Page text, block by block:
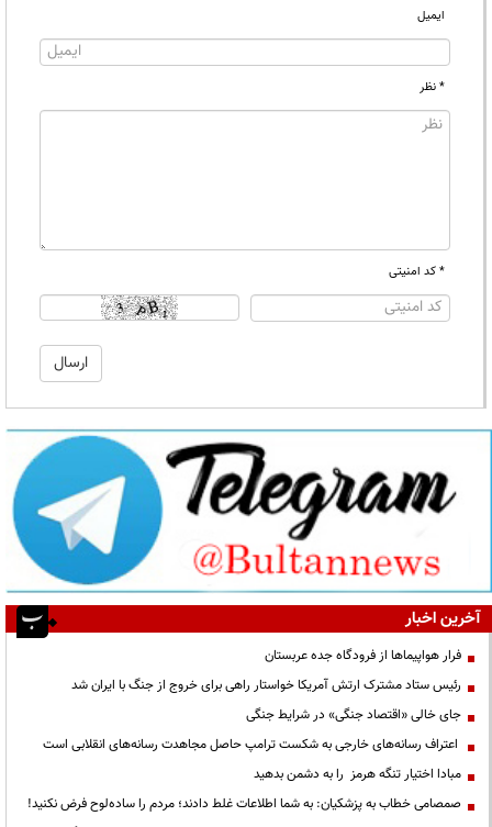
ایمیل
* نظر
* کد امنیتی
آخرین اخبار
فرار هواپیماها از فرودگاه جده عربستان
رئیس ستاد مشترک ارتش آمریکا خواستار راهی برای خروج از جنگ با ایران شد
جای خالی «اقتصاد جنگی» در شرایط جنگی
اعتراف رسانه‌های خارجی به شکست ترامپ حاصل مجاهدت رسانه‌های انقلابی است
مبادا اختیار تنگه هرمز را به دشمن بدهید
صمصامی خطاب به پزشکیان: به شما اطلاعات غلط دادند؛ مردم را ساده‌لوح فرض نکنید!